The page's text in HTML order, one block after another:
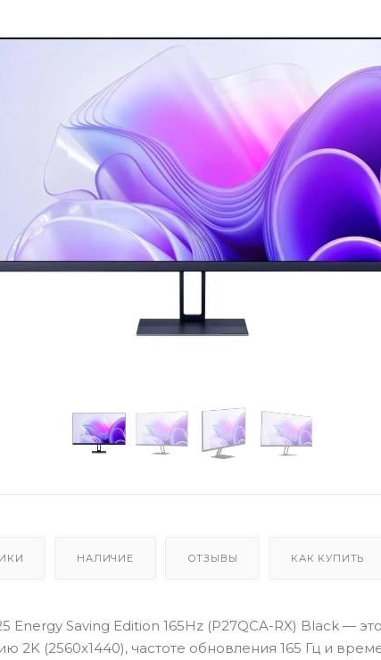
НАЛИЧИЕ ОТЗЫВЫ КАК КУПИТЬ
Energy Saving Edition 165Hz (P27QCA-RX) Black —
2K (2560x1440), частоте обновления 165 Гц и